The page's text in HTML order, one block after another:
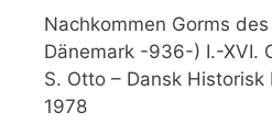
Nachkommen Gorms
Dänemark -936-) I.-XVI.
S. Otto – Dansk
1978